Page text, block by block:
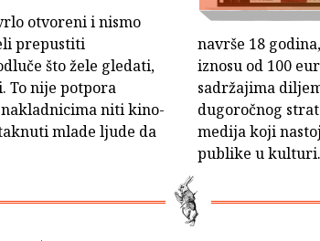
otvoreni i nismo
prepustiti
što žele gledati,
To nije potpora
niti kino-
mlade ljude da
navrše 18
iznosu od 100
sadržajima
dugoročnog
medija koji
publike u kulturi.